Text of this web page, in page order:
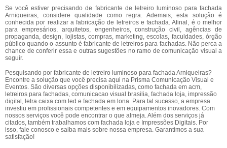
Se você estiver precisando de fabricante de letreiro luminoso para fachada
Arniqueiras, considere qualidade como regra. Ademais, esta solução é
conhecida por realizar a fabricação de letreiros e fachada. Afinal, é o melhor
para empresários, arquitetos, engenheiros, construção civil, agências de
propaganda, design, lojistas, compras, marketing, escolas, faculdades, órgão
público quando o assunto é fabricante de letreiros para fachadas. Não perca a
chance de conferir essa e outras sugestões no ramo de comunicação visual a
seguir.
Pesquisando por fabricante de letreiro luminoso para fachada Arniqueiras?
Encontre a solução que você precisa aqui na Prisma Comunicação Visual e
Eventos. São diversas opções disponibilizadas, como fachada em acm,
letreiros para fachadas, comunicacao visual brasilia, fachada loja, impressão
digital, letra caixa com led e fachada em lona. Para tal sucesso, a empresa
investiu em profissionais competentes e em equipamentos inovadores. Com
nossos serviços você pode encontrar o que almeja. Além dos serviços já
citados, também trabalhamos com fachada loja e Impressões Digitais. Por
isso, fale conosco e saiba mais sobre nossa empresa. Garantimos a sua
satisfação!